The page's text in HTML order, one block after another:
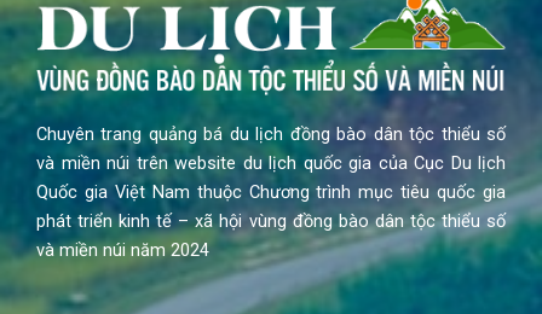
Chuyên trang quảng bá du lịch đồng bào dân tộc thiểu số
và miền núi trên website du lịch quốc gia của Cục Du lịch
Quốc gia Việt Nam thuộc Chương trình mục tiêu quốc gia
phát triển kinh tế – xã hội vùng đồng bào dân tộc thiểu số
và miền núi năm 2024